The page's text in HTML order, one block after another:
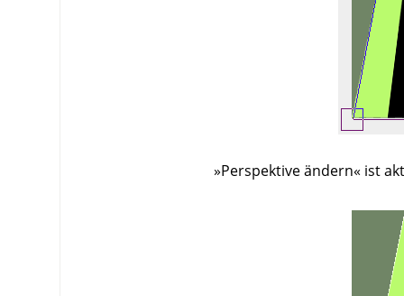
»Perspektive ändern« ist